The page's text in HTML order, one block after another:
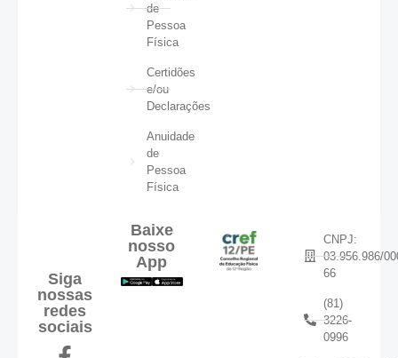
de
Pessoa
Física
Certidões
e/ou
Declarações
Anuidade
de
Pessoa
Física
Siga
nossas
redes
sociais
Baixe
nosso
App
CNPJ:
03.956.986/
66
(81)
3226-
0996